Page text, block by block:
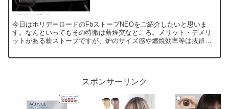
今日はホリデーロードのFbストーブNEOをご紹介したいと思いま
す。なんといってもその特徴は薪煙突なところ。メリット・デメリ
ットがある薪ストーブですが、炉のサイズ感や燃焼効率等は抜群の
えレビューします。
スポンサーリンク